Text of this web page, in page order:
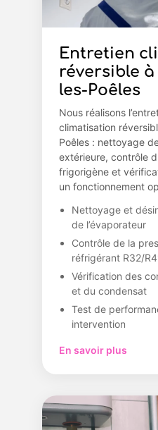
Entretien
réversible
les-Poêles
Nous réalisons
climatisation
Poêles : nettoyage
extérieure, contrôle
frigorigène et
un fonctionnement
Nettoyage et
de l’évaporateur
Contrôle de la
réfrigérant R32/
Vérification des
et du condensat
Test de
intervention
En savoir plus